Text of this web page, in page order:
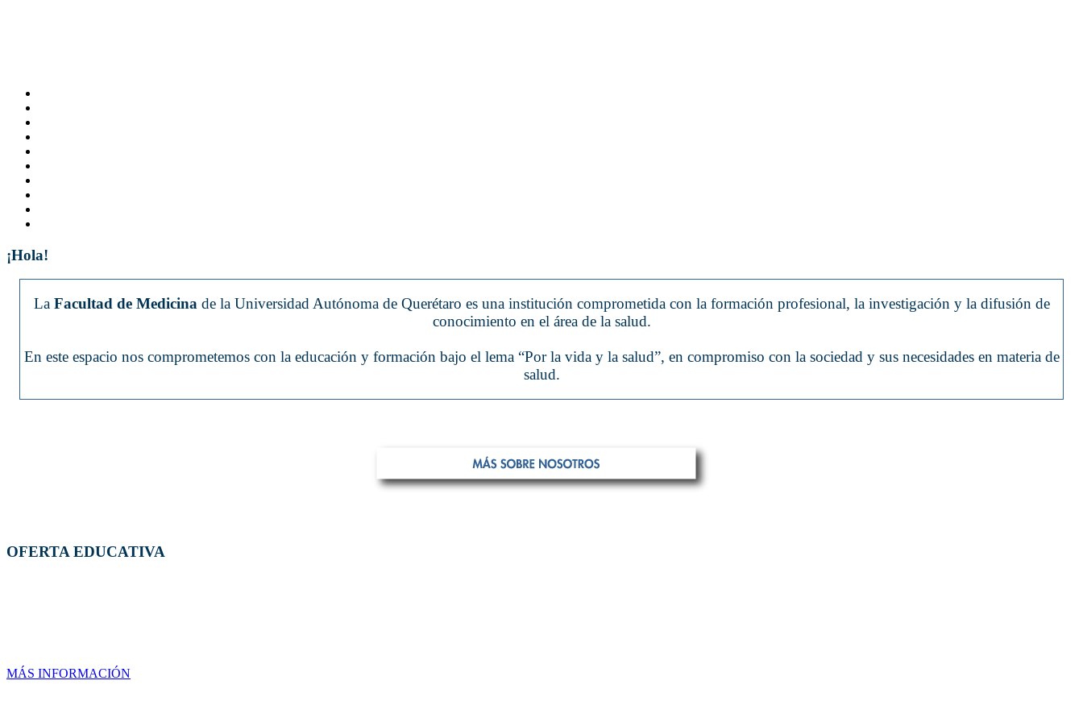
¡Hola!
La Facultad de Medicinade la Universidad Autónoma de Querétaro es una institución comprometida con la formación profesional, la investigación y la difusión de
conocimiento en el área de la salud.
En este espacio nos comprometemos con la educación y formación bajo el lema “Por la vida y la salud”, en compromiso con la sociedad y sus necesidades en materia de
salud.
OFERTA EDUCATIVA
MÁS INFORMACIÓN